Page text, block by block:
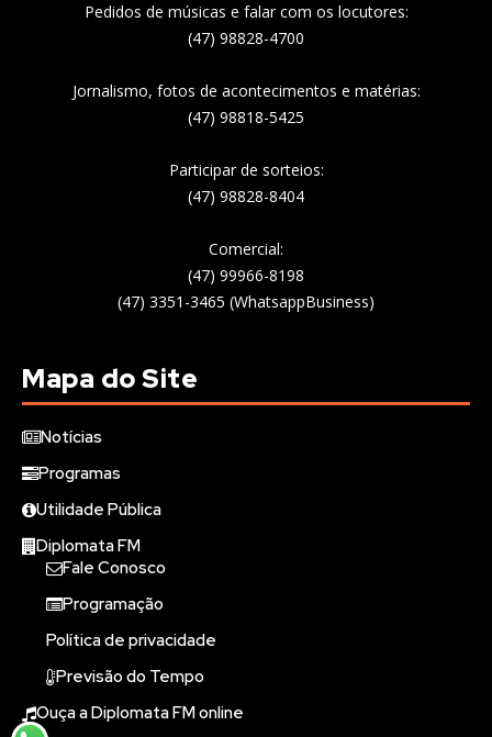
Pedidos de músicas e falar com os locutores:
(47) 98828-4700
Jornalismo, fotos de acontecimentos e matérias:
(47) 98818-5425
Participar de sorteios:
(47) 98828-8404
Comercial:
(47) 99966-8198
(47) 3351-3465 (WhatsappBusiness)
Mapa do Site
Notícias
Programas
Utilidade Pública
Diplomata FM
Fale Conosco
Programação
Política de privacidade
Previsão do Tempo
Ouça a Diplomata FM online